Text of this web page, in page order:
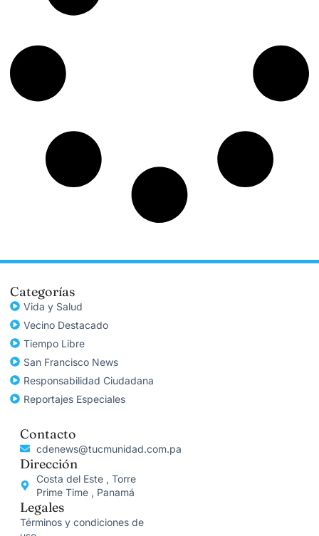
Categorías
Vida y Salud
Vecino Destacado
Tiempo Libre
San Francisco News
Responsabilidad Ciudadana
Reportajes Especiales
Contacto
cdenews@tucmunidad.com.pa
Dirección
Costa del Este , Torre
Prime Time , Panamá
Legales
Términos y condiciones de